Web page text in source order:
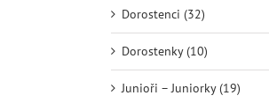
Dorostenci (32)
Dorostenky (10)
Junioři – Juniorky (19)